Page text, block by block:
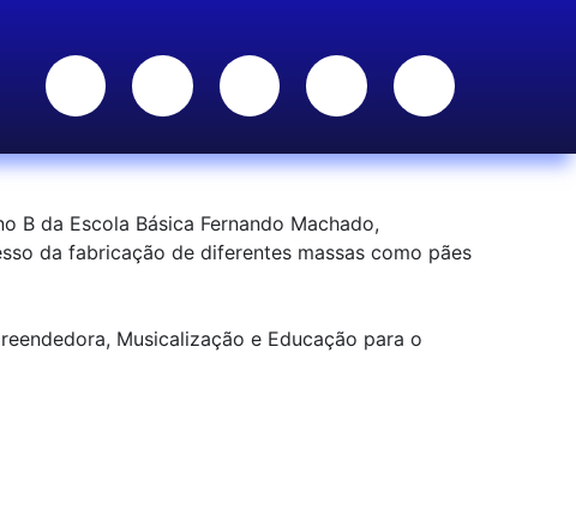
B da Escola Básica Fernando Machado,
da fabricação de diferentes massas como pães
Musicalização e Educação para o